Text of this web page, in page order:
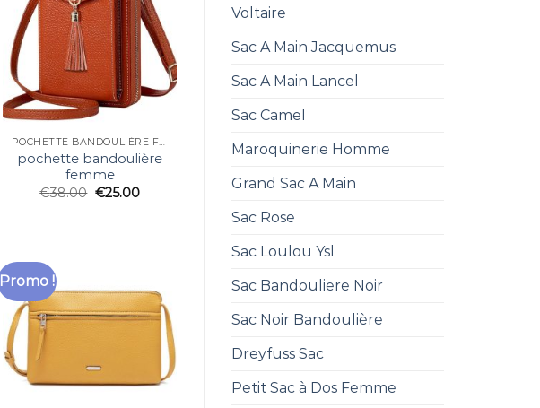
Voltaire
Sac A Main Jacquemus
Sac A Main Lancel
Sac Camel
Maroquinerie Homme
Grand Sac A Main
Sac Rose
Sac Loulou Ysl
Sac Bandouliere Noir
Sac Noir Bandoulière
Dreyfuss Sac
Petit Sac à Dos Femme
POCHETTE BANDOULIÈRE FEMME
pochette bandoulière
femme
€38.00 €25.00
Promo !